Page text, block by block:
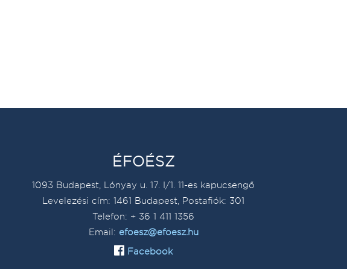
ÉFOÉSZ
1093 Budapest, Lónyay u. 17. I/1. 11-es kapucsengő
Levelezési cím: 1461 Budapest, Postafiók: 301
Telefon: + 36 1 411 1356
Email: efoesz@efoesz.hu
Facebook